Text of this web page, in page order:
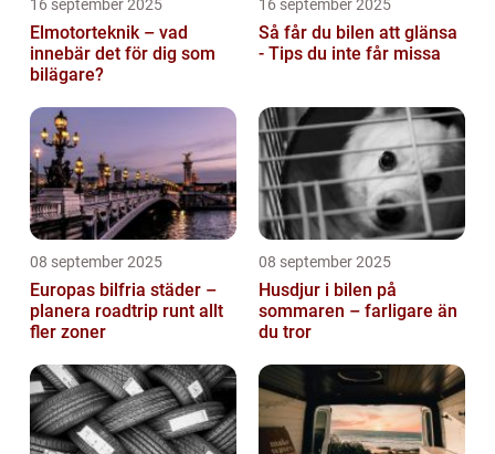
16 september 2025
Elmotorteknik – vad
innebär det för dig som
bilägare?
16 september 2025
Så får du bilen att glänsa
- Tips du inte får missa
08 september 2025
Europas bilfria städer –
planera roadtrip runt allt
fler zoner
08 september 2025
Husdjur i bilen på
sommaren – farligare än
du tror